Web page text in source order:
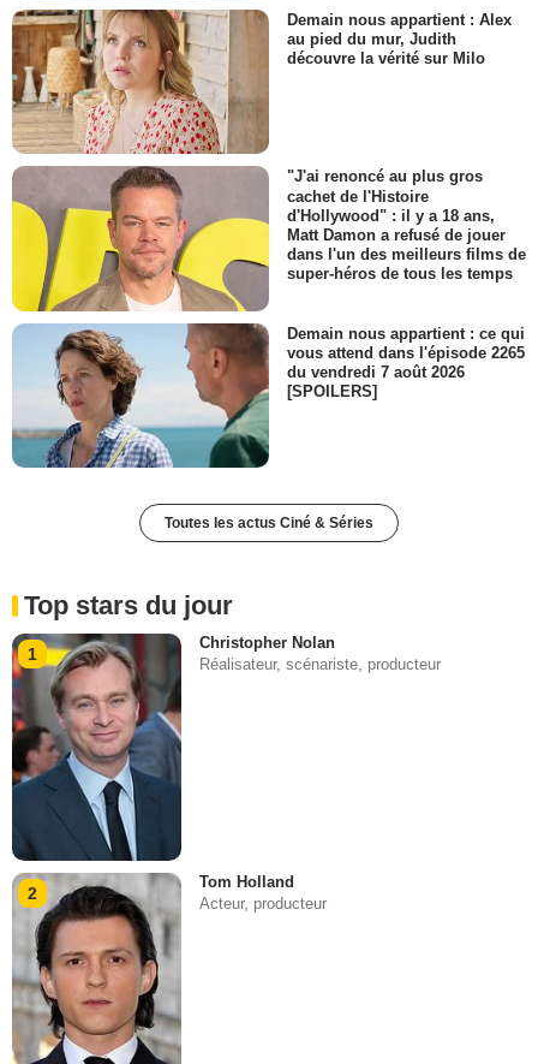
Demain nous appartient : Alex
au pied du mur, Judith
découvre la vérité sur Milo
"J'ai renoncé au plus gros
cachet de l'Histoire
d'Hollywood" : il y a 18 ans,
Matt Damon a refusé de jouer
dans l'un des meilleurs films de
super-héros de tous les temps
Demain nous appartient : ce qui
vous attend dans l'épisode 2265
du vendredi 7 août 2026
[SPOILERS]
Toutes les actus Ciné & Séries
Top stars du jour
1
Christopher Nolan
Réalisateur, scénariste, producteur
2
Tom Holland
Acteur, producteur